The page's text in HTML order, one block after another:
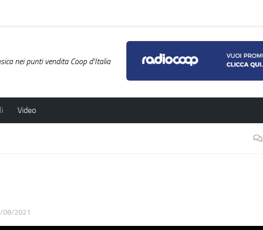
nei punti vendita Coop d'Italia
Video
08/2021